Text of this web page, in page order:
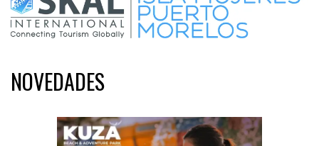
NOVEDADES